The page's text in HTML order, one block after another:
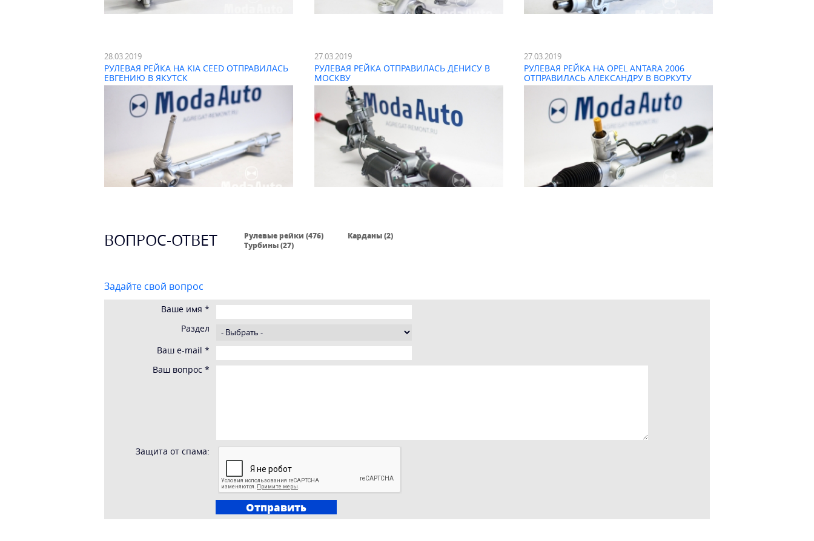
28.03.2019
РУЛЕВАЯ РЕЙКА НА KIA CEED ОТПРАВИЛАСЬ
ЕВГЕНИЮ В ЯКУТСК
27.03.2019
РУЛЕВАЯ РЕЙКА ОТПРАВИЛАСЬ ДЕНИСУ В
МОСКВУ
27.03.2019
РУЛЕВАЯ РЕЙКА НА OPEL ANTARA 2006
ОТПРАВИЛАСЬ АЛЕКСАНДРУ В ВОРКУТУ
ВОПРОС-ОТВЕТ
Рулевые рейки (476)
Турбины (27)
Карданы (2)
Задайте свой вопрос
Ваше имя *
Раздел
Ваш e-mail *
Ваш вопрос *
Защита от спама: